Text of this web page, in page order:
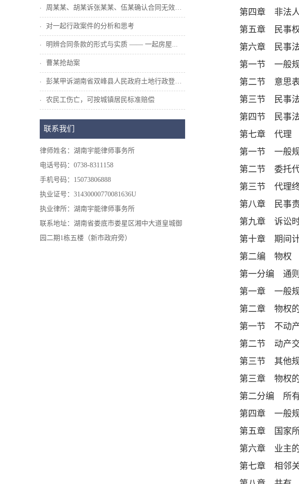
周某某、胡某诉张某某、伍某确认合同无效纠...
对一起行政案件的分析和思考
明辨合同条款的形式与实质 —— 一起房屋...
曹某抢劫案
彭某甲诉湖南省双峰县人民政府土地行政登记...
农民工伤亡，可按城镇居民标准赔偿
联系我们
律师姓名：湖南宇能律师事务所
电话号码：0738-8311158
手机号码：15073806888
执业证号：31430000770081636U
执业律所：湖南宇能律师事务所
联系地址：湖南省娄底市娄星区湘中大道皇城御
园二期1栋五楼（新市政府旁）
第四章 非法人
第五章 民事权
第六章 民事法
第一节 一般
第二节 意思
第三节 民事法
第四节 民事法
第七章 代理
第一节 一般
第二节 委托
第三节 代理
第八章 民事
第九章 诉讼
第十章 期间
第二编 物权
第一分编 通则
第一章 一般
第二章 物权的
第一节 不动产
第二节 动产
第三节 其他
第三章 物权的
第二分编 所
第四章 一般
第五章 国家所
第六章 业主的
第七章 相邻